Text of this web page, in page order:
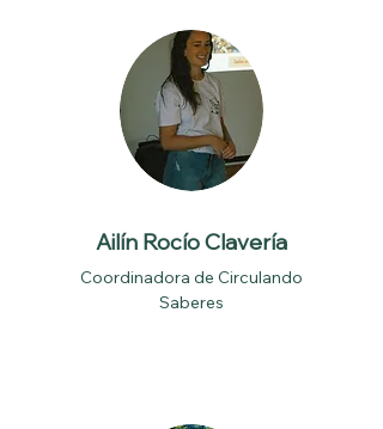
Ailín Rocío Clavería
Coordinadora de Circulando
Saberes